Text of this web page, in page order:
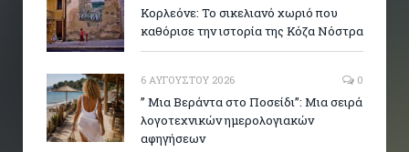
Κορλεόνε: Το σικελιανό χωριό που
καθόρισε την ιστορία της Κόζα Νόστρα
6 ΑΥΓΟΎΣΤΟΥ 2026 0
” Μια Βεράντα στο Ποσείδι”: Μια σειρά
λογοτεχνικών ημερολογιακών
αφηγήσεων